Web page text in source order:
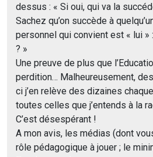
dessus : « Si oui, qui va la
Sachez qu’on succède à
personnel qui convient est « lui »
? »
Une preuve de plus que
perdition… Malheureusement,
ci j’en relève des dizaines
toutes celles que j’entends à la
C’est désespérant !
A mon avis, les médias (dont
rôle pédagogique à jouer ; le